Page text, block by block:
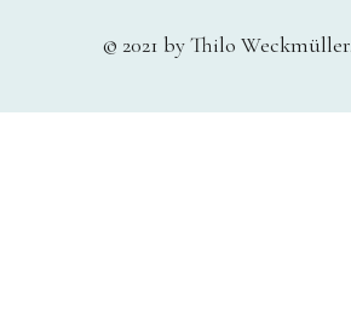
© 2021 by Thilo Weckmüller